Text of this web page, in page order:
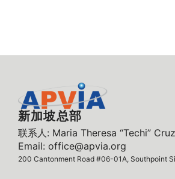
新加坡总部
联系人: Maria Theresa “Techi”
Email: office@apvia.org
200 Cantonment Road #06-01A, Southpoint